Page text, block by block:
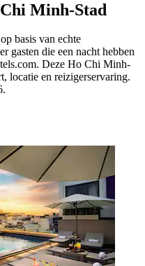
Minh-Stad
basis van echte
gasten die een nacht hebben
Deze Ho Chi Minh-
locatie en reizigerservaring.
.